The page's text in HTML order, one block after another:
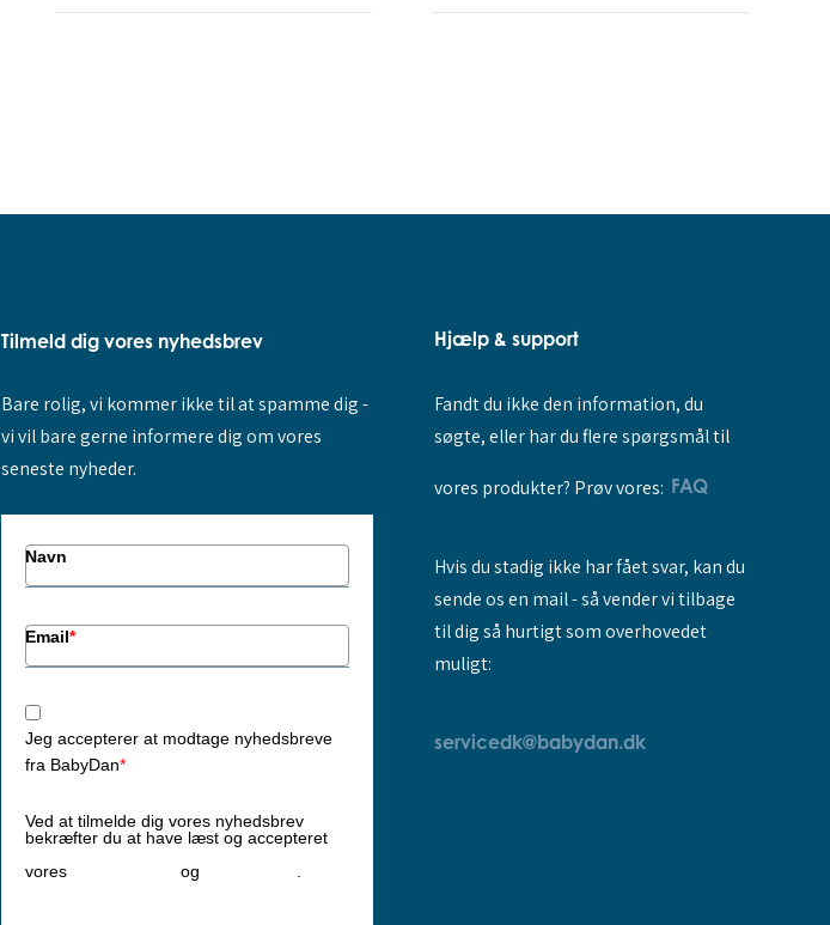
Tilmeld dig vores nyhedsbrev
Bare rolig, vi kommer ikke til at spamme dig -
vi vil bare gerne informere dig om vores
seneste nyheder.
Navn
Email*
Jeg accepterer at modtage nyhedsbreve
fra BabyDan*
Ved at tilmelde dig vores nyhedsbrev
bekræfter du at have læst og accepteret
vores
og
Hjælp & support
Fandt du ikke den information, du
søgte, eller har du flere spørgsmål til
vores produkter? Prøv vores: FAQ
Hvis du stadig ikke har fået svar, kan du
sende os en mail - så vender vi tilbage
til dig så hurtigt som overhovedet
muligt:
servicedk@babydan.dk